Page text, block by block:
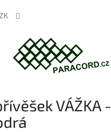
VÁŽKA -